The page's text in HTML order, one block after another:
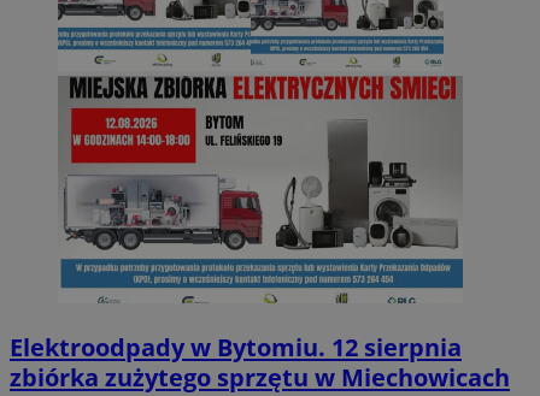
Elektroodpady w Bytomiu. 12 sierpnia
zbiórka zużytego sprzętu w Miechowicach